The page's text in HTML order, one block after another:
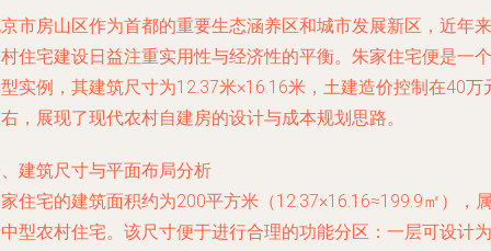
市房山区作为首都的重要生态涵养区和城市发展新区，近年来
住宅建设日益注重实用性与经济性的平衡。朱家住宅便是一个
实例，其建筑尺寸为12.37米×16.16米，土建造价控制在40万
，展现了现代农村自建房的设计与成本规划思路。
建筑尺寸与平面布局分析
住宅的建筑面积约为200平方米（12.37×16.16≈199.9㎡），
型农村住宅。该尺寸便于进行合理的功能分区：一层可设计为